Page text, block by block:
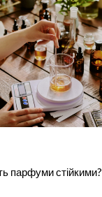
парфуми стійкими?